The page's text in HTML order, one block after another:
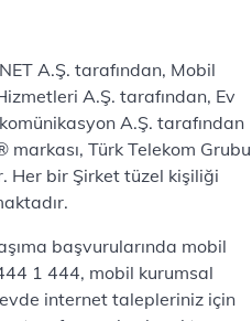
A.Ş. tarafından, Mobil
A.Ş. tarafından, Ev
A.Ş. tarafından
markası, Türk Telekom Grubu
Her bir Şirket tüzel kişiliği
başvurularında mobil
1 444, mobil kurumsal
internet talepleriniz için